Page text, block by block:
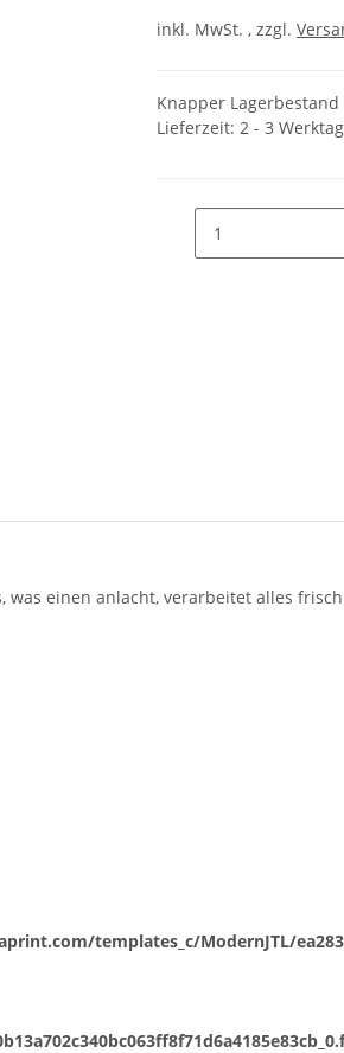
inkl. MwSt. , zzgl.
Knapper Lagerbestand
Lieferzeit: 2 - 3
einen anlacht, verarbeitet alles
templates_c/ModernJTL/